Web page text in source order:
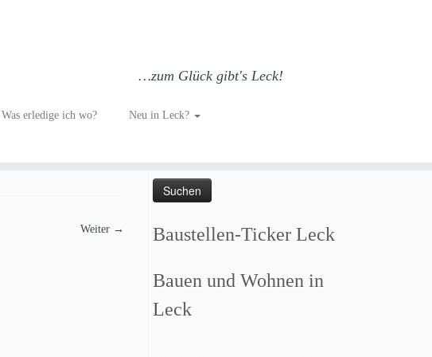
…zum Glück gibt's Leck!
Was erledige ich wo? Neu in Leck?
Weiter →
Such dich GLÜCKlich…
Baustellen-Ticker Leck
Bauen und Wohnen in
Leck